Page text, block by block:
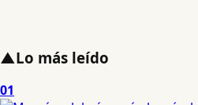
▲Lo más leído
01